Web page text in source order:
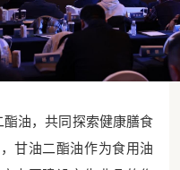
油，共同探索健康膳食
甘油二酯油作为食用油